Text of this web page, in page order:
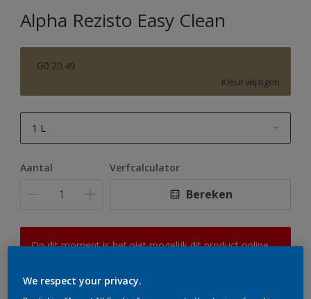
Alpha Rezisto Easy Clean
G0.20.49
Kleur wijzigen
1 L
10 L
Aantal Verfcalculator
Bereken
Op dit moment is het niet mogelijk dit product online
er hard aan om de voorraad aan te vullen.
We respect your privacy.